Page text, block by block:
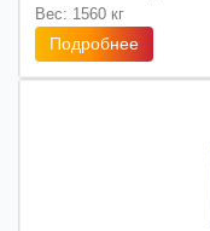
Вес: 1560 кг
Подробнее